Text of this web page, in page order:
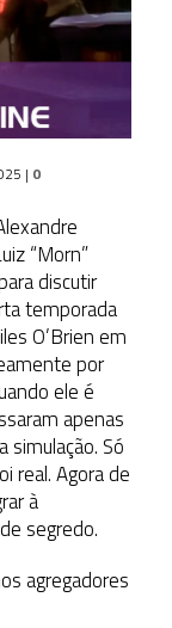
| 0
“Morn”
discutir
temporada
O’Brien em
por
ele é
apenas
Só
real. Agora de
à
segredo.
agregadores